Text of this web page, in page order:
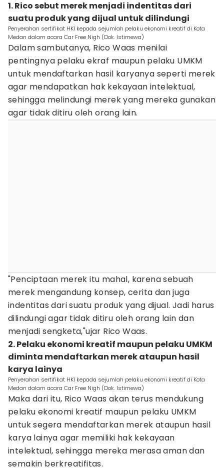
1. Rico sebut merek menjadi indentitas dari
suatu produk yang dijual untuk dilindungi
Penyerahan sertifikat HKI kepada sejumlah pelaku ekonomi kreatif di Kota
Medan dalam acara Car Free Nigh (Dok. Istimewa)
Dalam sambutanya, Rico Waas menilai
pentingnya pelaku ekraf maupun pelaku UMKM
untuk mendaftarkan hasil karyanya seperti merek
agar mendapatkan hak kekayaan intelektual,
sehingga melindungi merek yang mereka gunakan
agar tidak ditiru oleh orang lain.
"Penciptaan merek itu mahal, karena sebuah
merek mengandung konsep, cerita dan juga
indentitas dari suatu produk yang dijual. Jadi harus
dilindungi agar tidak ditiru oleh orang lain dan
menjadi sengketa,"ujar Rico Waas.
2. Pelaku ekonomi kreatif maupun pelaku UMKM
diminta mendaftarkan merek ataupun hasil
karya lainya
Penyerahan sertifikat HKI kepada sejumlah pelaku ekonomi kreatif di Kota
Medan dalam acara Car Free Nigh (Dok. Istimewa)
Maka dari itu, Rico Waas akan terus mendukung
pelaku ekonomi kreatif maupun pelaku UMKM
untuk segera mendaftarkan merek ataupun hasil
karya lainya agar memiliki hak kekayaan
intelektual, sehingga mereka merasa aman dan
semakin berkreatifitas.